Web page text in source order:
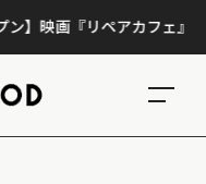
画『リペアカフェ』、上